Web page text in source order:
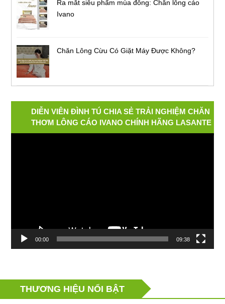
Ra mắt siêu phẩm mùa đông: Chăn lông cáo
Ivano
Chăn Lông Cừu Có Giặt Máy Được Không?
DIỄN VIÊN ĐÌNH TÚ CHIA SẺ TRẢI NGHIỆM CHĂN
THƠM LÔNG CÁO IVANO CHÍNH HÃNG LASANTE
00:00 09:38
THƯƠNG HIỆU NỔI BẬT